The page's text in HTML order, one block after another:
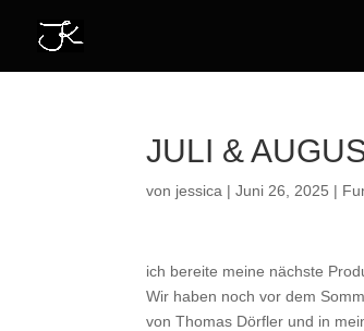
JULI &
von jessica |Juni 26, 2025 |
ich bereite meine nächste
Wir haben noch vor dem
von Thomas Dörfler und in